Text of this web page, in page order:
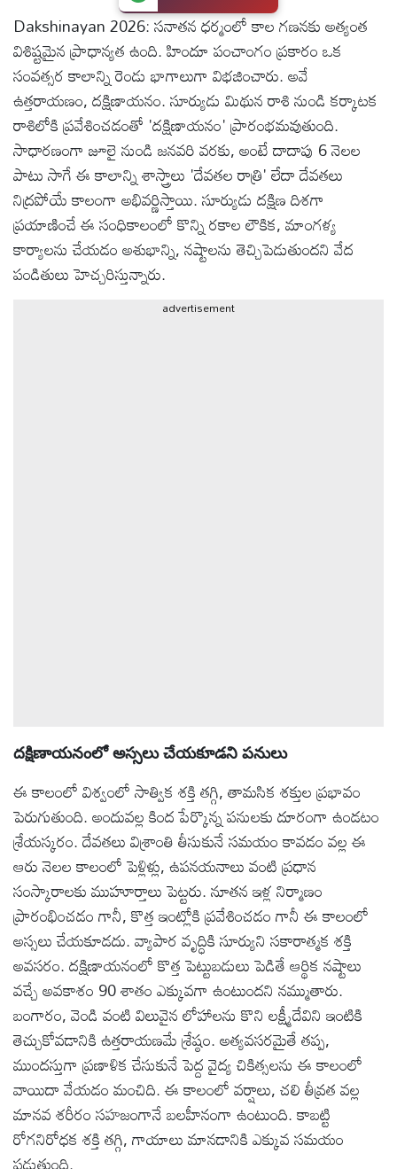
స్పెషల్స్
కెరీర్ &
ఉద్యోగాలు
లైవ్
టీవి
వ్యవసాయం
Dakshinayan 2026: సనాతన ధర్మంలో కాల గణనకు అత్యంత
విశిష్టమైన ప్రాధాన్యత ఉంది. హిందూ పంచాంగం ప్రకారం ఒక
సంవత్సర కాలాన్ని రెండు భాగాలుగా విభజించారు. అవే
ఉత్తరాయణం, దక్షిణాయనం. సూర్యుడు మిథున రాశి నుండి కర్కాటక
రాశిలోకి ప్రవేశించడంతో 'దక్షిణాయనం' ప్రారంభమవుతుంది.
సాధారణంగా జూలై నుండి జనవరి వరకు, అంటే దాదాపు 6 నెలల
పాటు సాగే ఈ కాలాన్ని శాస్త్రాలు 'దేవతల రాత్రి' లేదా దేవతలు
నిద్రపోయే కాలంగా అభివర్ణిస్తాయి. సూర్యుడు దక్షిణ దిశగా
ప్రయాణించే ఈ సంధికాలంలో కొన్ని రకాల లౌకిక, మాంగళ్య
కార్యాలను చేయడం అశుభాన్ని, నష్టాలను తెచ్చిపెడుతుందని వేద
పండితులు హెచ్చరిస్తున్నారు.
advertisement
దక్షిణాయనంలో అస్సలు చేయకూడని పనులు
ఈ కాలంలో విశ్వంలో సాత్విక శక్తి తగ్గి, తామసిక శక్తుల ప్రభావం
పెరుగుతుంది. అందువల్ల కింద పేర్కొన్న పనులకు దూరంగా ఉండటం
శ్రేయస్కరం. దేవతలు విశ్రాంతి తీసుకునే సమయం కావడం వల్ల ఈ
ఆరు నెలల కాలంలో పెళ్లిళ్లు, ఉపనయనాలు వంటి ప్రధాన
సంస్కారాలకు ముహూర్తాలు పెట్టరు. నూతన ఇళ్ల నిర్మాణం
ప్రారంభించడం గానీ, కొత్త ఇంట్లోకి ప్రవేశించడం గానీ ఈ కాలంలో
అస్సలు చేయకూడదు. వ్యాపార వృద్ధికి సూర్యుని సకారాత్మక శక్తి
అవసరం. దక్షిణాయనంలో కొత్త పెట్టుబడులు పెడితే ఆర్థిక నష్టాలు
వచ్చే అవకాశం 90 శాతం ఎక్కువగా ఉంటుందని నమ్ముతారు.
బంగారం, వెండి వంటి విలువైన లోహాలను కొని లక్ష్మీదేవిని ఇంటికి
తెచ్చుకోవడానికి ఉత్తరాయణమే శ్రేష్ఠం. అత్యవసరమైతే తప్ప,
ముందస్తుగా ప్రణాళిక చేసుకునే పెద్ద వైద్య చికిత్సలను ఈ కాలంలో
వాయిదా వేయడం మంచిది. ఈ కాలంలో వర్షాలు, చలి తీవ్రత వల్ల
మానవ శరీరం సహజంగానే బలహీనంగా ఉంటుంది. కాబట్టి
రోగనిరోధక శక్తి తగ్గి, గాయాలు మానడానికి ఎక్కువ సమయం